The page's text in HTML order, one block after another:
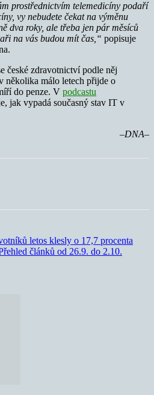
prostřednictvím telemedicíny podaří
vy nebudete čekat na výměnu
dva roky, ale třeba jen pár měsíců
na vás budou mít čas,“ popisuje
české zdravotnictví podle něj
několika málo letech přijde o
do penze. V podcastu
jak vypadá současný stav IT v
–DNA–
letos klesly o 17,7 procenta
článků od 26.9. do 2.10.